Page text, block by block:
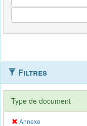
Filtres
Type de document
Annexe